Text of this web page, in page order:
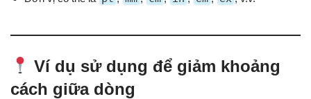
Ví dụ sử dụng để giảm khoảng
cách giữa dòng